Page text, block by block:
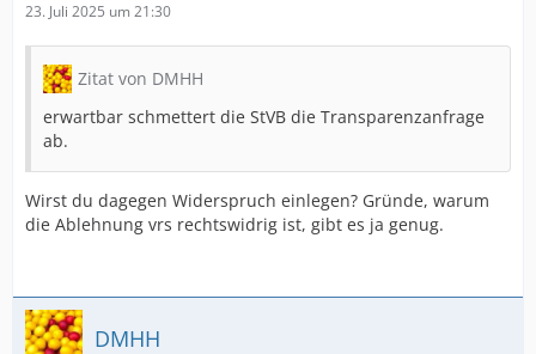
23. Juli 2025 um 21:30
Zitat von DMHH
erwartbar schmettert die StVB die Transparenzanfrage
ab.
Wirst du dagegen Widerspruch einlegen? Gründe, warum
die Ablehnung vrs rechtswidrig ist, gibt es ja genug.
DMHH